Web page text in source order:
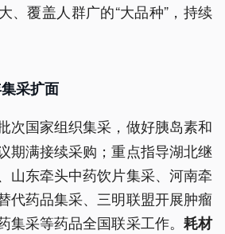
、覆盖人群广的“大品种”，持续
采扩面
次国家组织集采，做好胰岛素和
期满接续采购；重点指导湖北继
山东牵头中药饮片集采、河南牵
代药品集采、三明联盟开展肿瘤
集采等药品全国联采工作。 耗材